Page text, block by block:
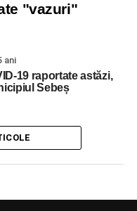
"vazuri"
ani
19 raportate astăzi,
Sebeș